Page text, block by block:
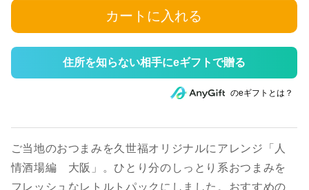
カートに入れる
住所を知らない相手にeギフトで贈る
のeギフトとは？
ご当地のおつまみを久世福オリジナルにアレンジ「人
情酒場編 大阪」。ひとり分のしっとり系おつまみを
フレッシュなレトルトパックにしました。おすすめの